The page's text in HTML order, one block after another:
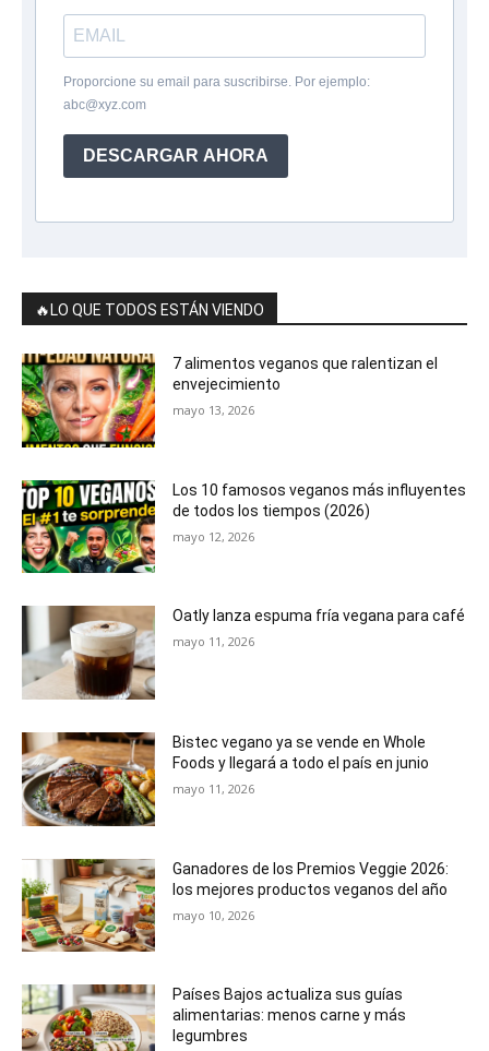
Proporcione su email para suscribirse. Por ejemplo:
abc@xyz.com
DESCARGAR AHORA
🔥LO QUE TODOS ESTÁN VIENDO
7 alimentos veganos que ralentizan el
envejecimiento
mayo 13, 2026
Los 10 famosos veganos más influyentes
de todos los tiempos (2026)
mayo 12, 2026
Oatly lanza espuma fría vegana para café
mayo 11, 2026
Bistec vegano ya se vende en Whole
Foods y llegará a todo el país en junio
mayo 11, 2026
Ganadores de los Premios Veggie 2026:
los mejores productos veganos del año
mayo 10, 2026
Países Bajos actualiza sus guías
alimentarias: menos carne y más
legumbres